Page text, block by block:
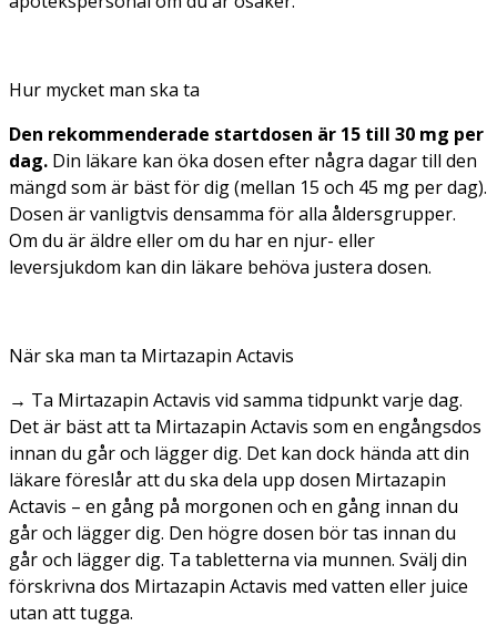
Hur mycket man ska ta
Den rekommenderade startdosen är 15 till 30 mg per
dag. Din läkare kan öka dosen efter några dagar till den
mängd som är bäst för dig (mellan 15 och 45 mg per dag).
Dosen är vanligtvis densamma för alla åldersgrupper.
Om du är äldre eller om du har en njur- eller
leversjukdom kan din läkare behöva justera dosen.
När ska man ta Mirtazapin Actavis
→ Ta Mirtazapin Actavis vid samma tidpunkt varje dag.
Det är bäst att ta Mirtazapin Actavis som en engångsdos
innan du går och lägger dig. Det kan dock hända att din
läkare föreslår att du ska dela upp dosen Mirtazapin
Actavis – en gång på morgonen och en gång innan du
går och lägger dig. Den högre dosen bör tas innan du
går och lägger dig. Ta tabletterna via munnen. Svälj din
förskrivna dos Mirtazapin Actavis med vatten eller juice
utan att tugga.